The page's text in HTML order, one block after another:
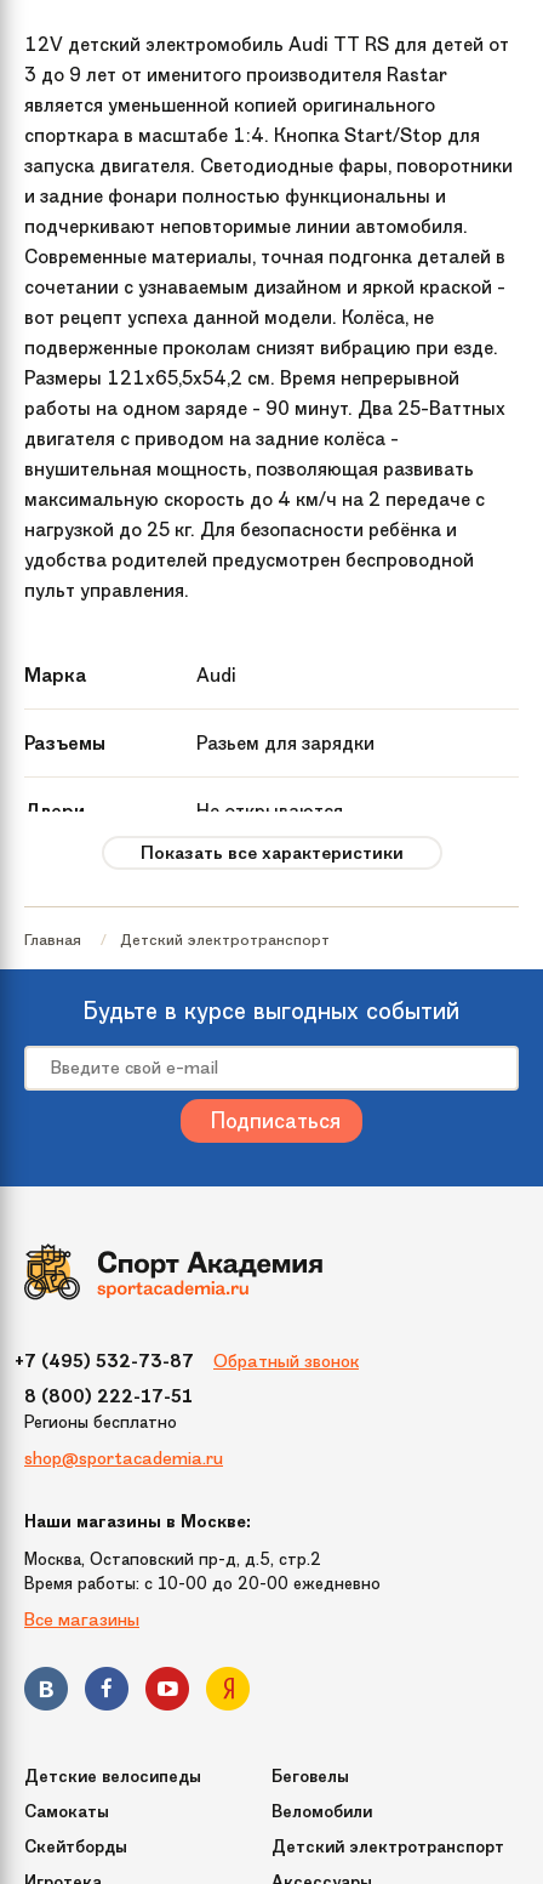
12V детский электромобиль Audi TT RS для детей от
3 до 9 лет от именитого производителя Rastar
является уменьшенной копией оригинального
спорткара в масштабе 1:4. Кнопка Start/Stop для
запуска двигателя. Светодиодные фары, поворотники
и задние фонари полностью функциональны и
подчеркивают неповторимые линии автомобиля.
Современные материалы, точная подгонка деталей в
сочетании с узнаваемым дизайном и яркой краской -
вот рецепт успеха данной модели. Колёса, не
подверженные проколам снизят вибрацию при езде.
Размеры 121х65,5х54,2 см. Время непрерывной
работы на одном заряде - 90 минут. Два 25-Ваттных
двигателя с приводом на задние колёса -
внушительная мощность, позволяющая развивать
максимальную скорость до 4 км/ч на 2 передаче с
нагрузкой до 25 кг. Для безопасности ребёнка и
удобства родителей предусмотрен беспроводной
пульт управления.
Марка Audi
Разъемы Разьем для зарядки
Двери Не открываются
Бренд Rastar
16 кг
Артикул
82500
Цвет
Белый
Красный
Максимальная
нагрузка
Материал
сиденья
Сидение из экокожи
накладками
Количество
скоростей
Показать все характеристики
Главная Детский электротранспорт
Будьте в курсе выгодных событий
+7 (495) 532-73-87 Обратный звонок
8 (800) 222-17-51
Регионы бесплатно
shop@sportacademia.ru
Наши магазины в Москве:
Москва, Остаповский пр-д, д.5, стр.2
Время работы: c 10-00 до 20-00 ежедневно
Все магазины
Детские велосипеды
Беговелы
Самокаты
Веломобили
Скейтборды
Детский электротранспорт